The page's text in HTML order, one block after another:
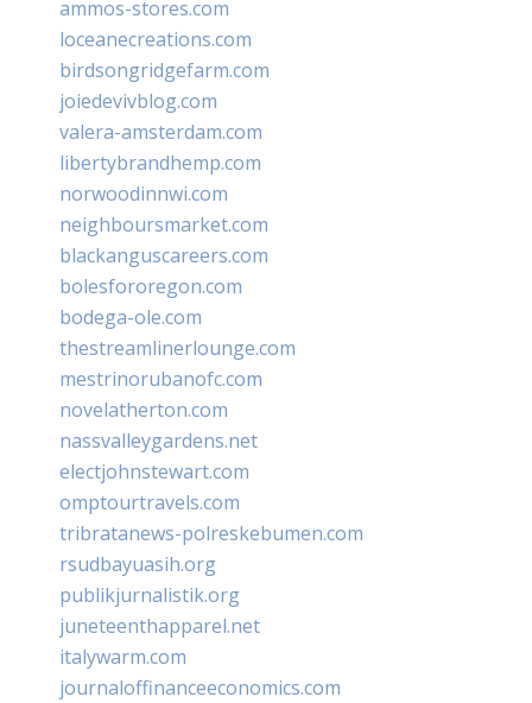
ammos-stores.com
loceanecreations.com
birdsongridgefarm.com
joiedevivblog.com
valera-amsterdam.com
libertybrandhemp.com
norwoodinnwi.com
neighboursmarket.com
blackanguscareers.com
bolesfororegon.com
bodega-ole.com
thestreamlinerlounge.com
mestrinorubanofc.com
novelatherton.com
nassvalleygardens.net
electjohnstewart.com
omptourtravels.com
tribratanews-polreskebumen.com
rsudbayuasih.org
publikjurnalistik.org
juneteenthapparel.net
italywarm.com
journaloffinanceeconomics.com